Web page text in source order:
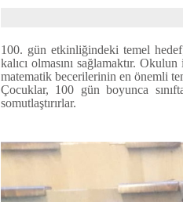
100. gün etkinliğindeki temel
kalıcı olmasını sağlamaktır.
matematik becerilerinin en önemli
Çocuklar, 100 gün boyunca
somutlaştırırlar.